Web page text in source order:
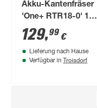
Akku-Kantenfräser
'One+ RTR18-0' 18V
ohne Akku und
Ladegerät
129,99 €
Lieferung nach Hause
Verfügbar in Troisdorf